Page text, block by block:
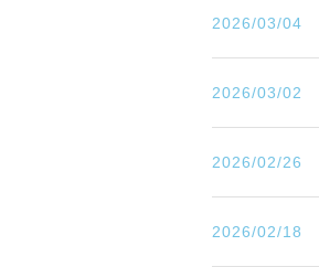
2026/03/04
2026/03/02
2026/02/26
2026/02/18